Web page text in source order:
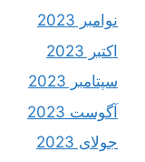
نوامبر 2023
اکتبر 2023
سپتامبر 2023
آگوست 2023
جولای 2023